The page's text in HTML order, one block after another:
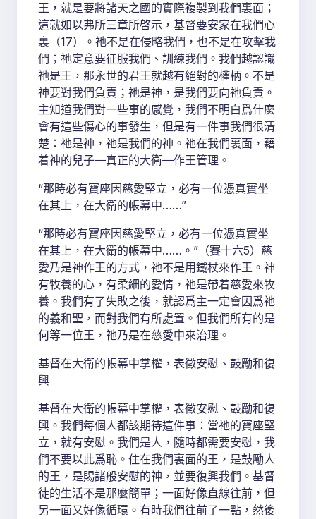
王，就是要將諸天之國的實際複製到我們裏面；
這就如以弗所三章所啓示，基督要安家在我們心
裏（17）。祂不是在侵略我們，也不是在攻擊我
們；祂定意要征服我們、訓練我們。我們越認識
祂是王，那永世的君王就越有絕對的權柄。不是
神要對我們負責；祂是神，是我們要向祂負責。
主知道我們對一些事的感覺，我們不明白爲什麼
會有這些傷心的事發生，但是有一件事我們很清
楚：祂是神，祂是我們的神。祂在我們裏面，藉
着神的兒子—真正的大衛—作王管理。
“那時必有寶座因慈愛堅立，必有一位憑真實坐
在其上，在大衛的帳幕中……”
“那時必有寶座因慈愛堅立，必有一位憑真實坐
在其上，在大衛的帳幕中……。”（賽十六5）慈
愛乃是神作王的方式，祂不是用鐵杖來作王。神
有牧養的心，有柔細的愛情，祂是帶着慈愛來牧
養。我們有了失敗之後，就認爲主一定會因爲祂
的義和聖，而對我們有所處置。但我們所有的是
何等一位王，祂乃是在慈愛中來治理。
基督在大衛的帳幕中掌權，表徵安慰、鼓勵和復
興
基督在大衛的帳幕中掌權，表徵安慰、鼓勵和復
興。我們每個人都該期待這件事：當祂的寶座堅
立，就有安慰。我們是人，隨時都需要安慰，我
們不要以此爲恥。住在我們裏面的王，是鼓勵人
的王，是賜諸般安慰的神，並要復興我們。基督
徒的生活不是那麼簡單；一面好像直線往前，但
另一面又好像循環。有時我們往前了一點，然後